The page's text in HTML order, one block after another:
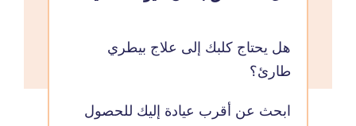
هل يحتاج كلبك إلى علاج بيطري
طارئ؟
ابحث عن أقرب عيادة إليك للحصول